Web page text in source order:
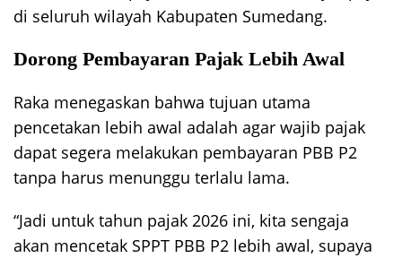
di seluruh wilayah Kabupaten Sumedang.
Dorong Pembayaran Pajak Lebih Awal
Raka menegaskan bahwa tujuan utama
pencetakan lebih awal adalah agar wajib pajak
dapat segera melakukan pembayaran PBB P2
tanpa harus menunggu terlalu lama.
“Jadi untuk tahun pajak 2026 ini, kita sengaja
akan mencetak SPPT PBB P2 lebih awal, supaya